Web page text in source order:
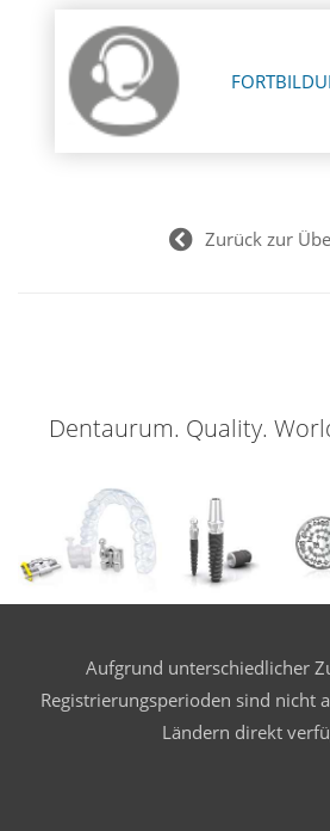
Zurück zur
Dentaurum. Quality.
Aufgrund unterschiedlicher
Registrierungsperioden sind nicht
Ländern direkt